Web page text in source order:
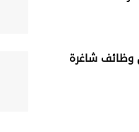
وظائف شاغرة